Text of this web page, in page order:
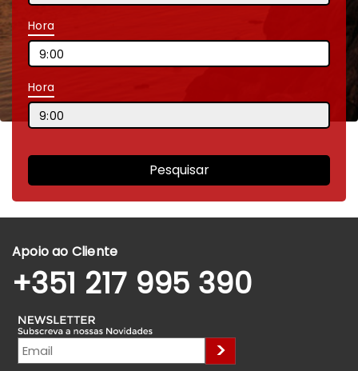
Hora
Hora
Pesquisar
Apoio ao Cliente
+351 217 995 390